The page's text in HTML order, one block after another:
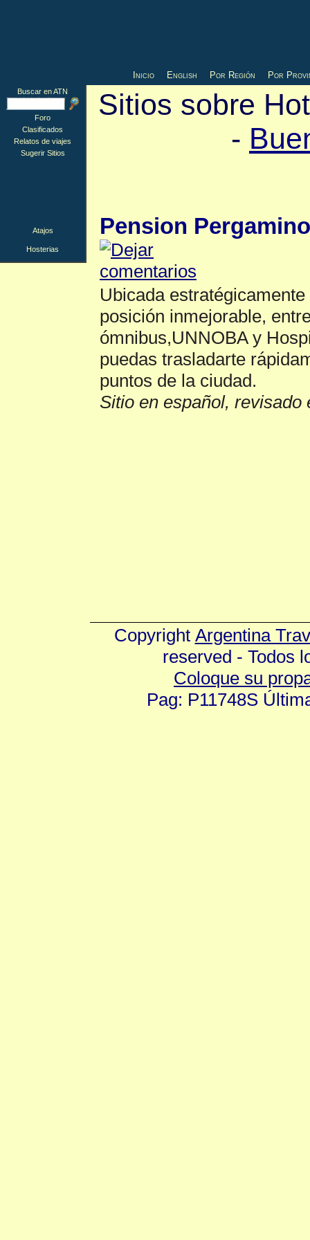
Inicio English Por Región Por
Sitios sobre
-
Pension Pergamino
Ubicada
posición inmejorable,
ómnibus,UNNOBA y
puedas trasladarte
puntos de la ciudad.
Sitio en español, revisado
Buscar en ATN
Foro
Clasificados
Relatos de viajes
Sugerir Sitios
Atajos
Hosterias
Copyright Argentina
reserved - Todos
Coloque su
Pag: P11748S